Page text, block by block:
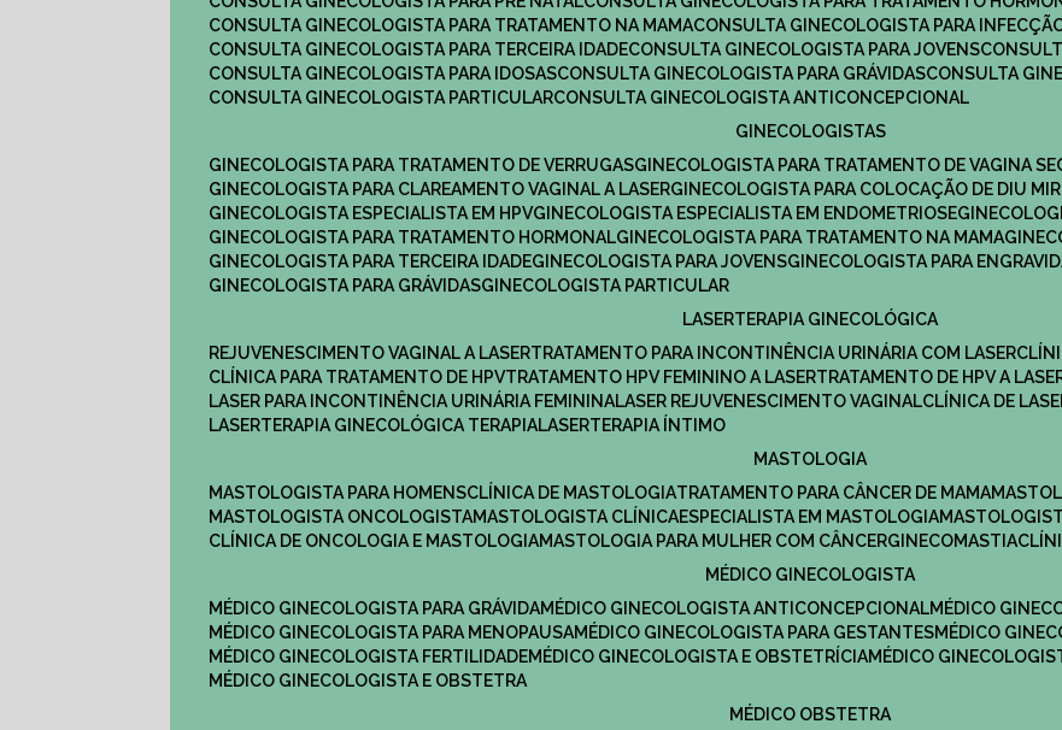
CONSULTA GINECOLOGISTA PARA TRATAMENTO NA MAMA
CONSULTA GINECOLOGISTA PARA
CONSULTA GINECOLOGISTA PARA TERCEIRA IDADE
CONSULTA GINECOLOGISTA PARA JOVENS
CONSULTA GINECOLOGISTA PARA IDOSAS
CONSULTA GINECOLOGISTA PARA GRÁVIDAS
CONSULTA
CONSULTA GINECOLOGISTA PARTICULAR
CONSULTA GINECOLOGISTA ANTICONCEPCIONAL
GINECOLOGISTAS
GINECOLOGISTA PARA TRATAMENTO DE VERRUGAS
GINECOLOGISTA PARA TRATAMENTO DE VAGINA
GINECOLOGISTA PARA CLAREAMENTO VAGINAL A LASER
GINECOLOGISTA PARA COLOCAÇÃO DE DIU
GINECOLOGISTA ESPECIALISTA EM HPV
GINECOLOGISTA ESPECIALISTA EM ENDOMETRIOSE
GINECOLOGISTA PARA TRATAMENTO HORMONAL
GINECOLOGISTA PARA TRATAMENTO NA MAMA
GINECOLOGISTA PARA TERCEIRA IDADE
GINECOLOGISTA PARA JOVENS GINECOLOGISTA PARA
GINECOLOGISTA PARA GRÁVIDAS
GINECOLOGISTA PARTICULAR
LASERTERAPIA GINECOLÓGICA
REJUVENESCIMENTO VAGINAL A LASER
TRATAMENTO PARA INCONTINÊNCIA URINÁRIA COM LASER
CLÍNICA PARA TRATAMENTO DE HPV
TRATAMENTO HPV FEMININO A LASER TRATAMENTO DE HPV A
LASER PARA INCONTINÊNCIA URINÁRIA FEMININA LASER REJUVENESCIMENTO VAGINAL
CLÍNICA DE
LASERTERAPIA GINECOLÓGICA TERAPIA LASERTERAPIA ÍNTIMO
MASTOLOGIA
MASTOLOGISTA PARA HOMENS
CLÍNICA DE MASTOLOGIA TRATAMENTO PARA CÂNCER DE MAMA
MASTOLOGISTA ONCOLOGISTA
MASTOLOGISTA CLÍNICA ESPECIALISTA EM MASTOLOGIA
CLÍNICA DE ONCOLOGIA E MASTOLOGIA
MASTOLOGIA PARA MULHER COM CÂNCER GINECOMASTIA
MÉDICO GINECOLOGISTA
MÉDICO GINECOLOGISTA PARA GRÁVIDA
MÉDICO GINECOLOGISTA ANTICONCEPCIONAL
MÉDICO
MÉDICO GINECOLOGISTA PARA MENOPAUSA
MÉDICO GINECOLOGISTA PARA GESTANTES
MÉDICO
MÉDICO GINECOLOGISTA FERTILIDADE
MÉDICO GINECOLOGISTA E OBSTETRÍCIA
MÉDICO
MÉDICO GINECOLOGISTA E OBSTETRA
MÉDICO OBSTETRA